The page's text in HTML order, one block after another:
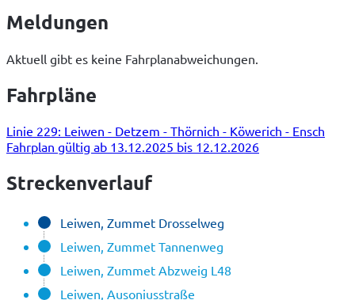
Meldungen
Aktuell gibt es keine Fahrplanabweichungen.
Fahrpläne
Linie 229: Leiwen - Detzem - Thörnich - Köwerich - Ensch
Fahrplan gültig ab 13.12.2025 bis 12.12.2026
Streckenverlauf
Leiwen, Zummet Drosselweg
Leiwen, Zummet Tannenweg
Leiwen, Zummet Abzweig L48
Leiwen, Ausoniusstraße